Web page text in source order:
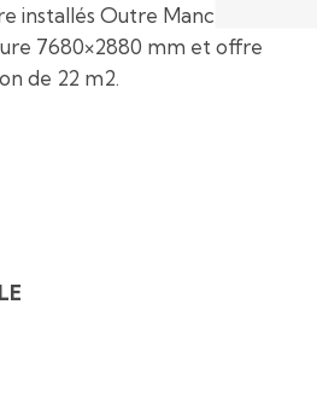
installés Outre Manche.
7680×2880 mm et offre
de 22 m2.